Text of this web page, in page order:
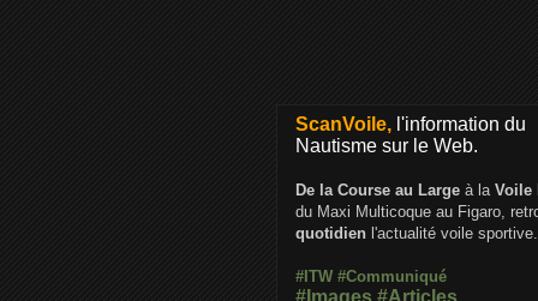
ScanVoile, l'information du
Nautisme sur le Web.
De la Course au Large à la Voile
du Maxi Multicoque au Figaro,
quotidien l'actualité voile sportive.
#ITW #Communiqué
#Images #Articles